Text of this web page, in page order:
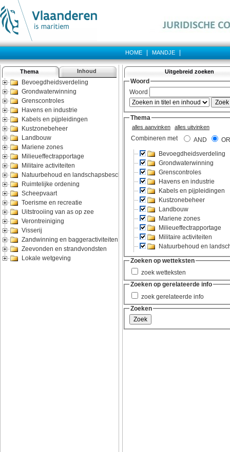
HOME | MANDJE |
Thema Inhoud
Bevoegdheidsverdeling
Grondwaterwinning
Grenscontroles
Havens en industrie
Kabels en pijpleidingen
Kustzonebeheer
Landbouw
Mariene zones
Milieueffectrapportage
Militaire activiteiten
Natuurbehoud en landschapsbescherming
Ruimtelijke ordening
Scheepvaart
Toerisme en recreatie
Uitstrooiing van as op zee
Verontreiniging
Visserij
Zandwinning en baggeractiviteiten
Zeevonden en strandvondsten
Lokale wetgeving
Uitgebreid zoeken